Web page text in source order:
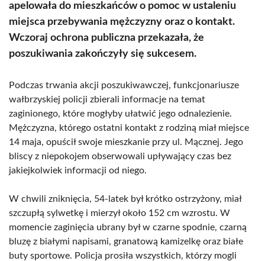
apelowała do mieszkańców o pomoc w ustaleniu
miejsca przebywania mężczyzny oraz o kontakt.
Wczoraj ochrona publiczna przekazała, że
poszukiwania zakończyły się sukcesem.
Podczas trwania akcji poszukiwawczej, funkcjonariusze
wałbrzyskiej policji zbierali informacje na temat
zaginionego, które mogłyby ułatwić jego odnalezienie.
Mężczyzna, którego ostatni kontakt z rodziną miał miejsce
14 maja, opuścił swoje mieszkanie przy ul. Mącznej. Jego
bliscy z niepokojem obserwowali upływający czas bez
jakiejkolwiek informacji od niego.
W chwili zniknięcia, 54-latek był krótko ostrzyżony, miał
szczupłą sylwetkę i mierzył około 152 cm wzrostu. W
momencie zaginięcia ubrany był w czarne spodnie, czarną
bluzę z białymi napisami, granatową kamizelkę oraz białe
buty sportowe. Policja prosiła wszystkich, którzy mogli